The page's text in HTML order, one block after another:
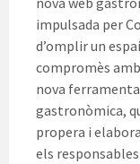
impulsada per
d’omplir un
compromès
nova
gastronòmica,
propera i
els